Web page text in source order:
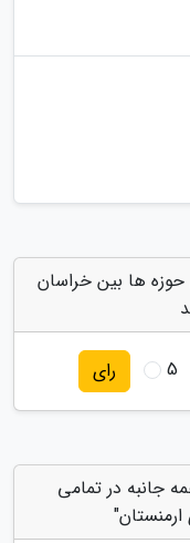
ها بین خراسان
5 رای
جانبه در تمامی